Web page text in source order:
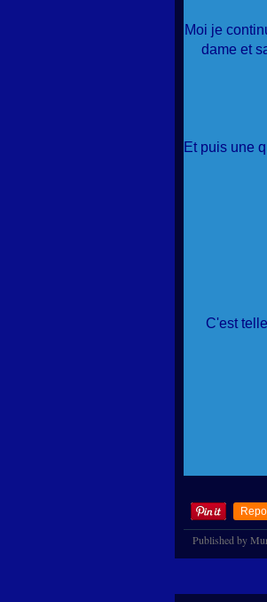
Moi je
dame et
Et puis une
C'est
Published by